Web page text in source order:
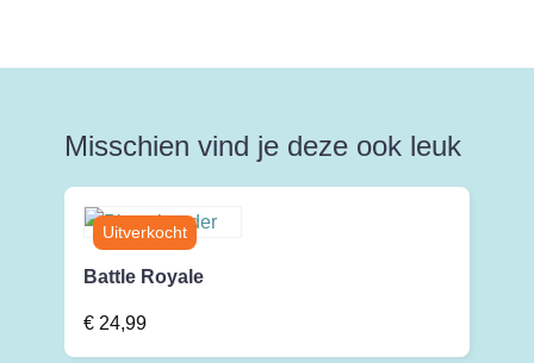
Misschien vind je deze ook leuk
Battle Royale
€ 24,99